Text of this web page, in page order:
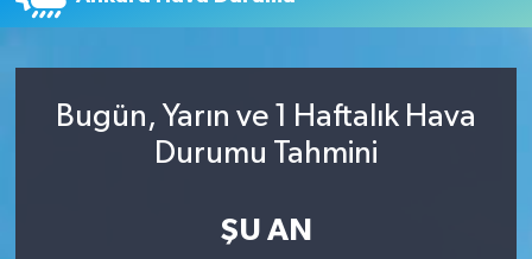
Bugün, Yarın ve 1 Haftalık Hava
Durumu Tahmini
ŞU AN
Son Dakika Haberleri